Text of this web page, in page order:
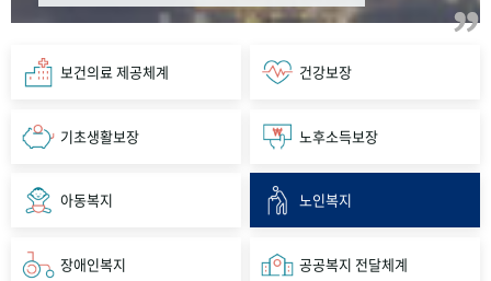
보건의료 제공체계 건강보장
기초생활보장 노후소득보장
아동복지 노인복지
장애인복지 공공복지 전달체계